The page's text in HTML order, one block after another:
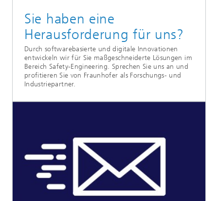
Sie haben eine
Herausforderung für uns?
Durch softwarebasierte und digitale Innovationen
entwickeln wir für Sie maßgeschneiderte Lösungen im
Bereich Safety-Engineering. Sprechen Sie uns an und
profitieren Sie von Fraunhofer als Forschungs- und
Industriepartner.